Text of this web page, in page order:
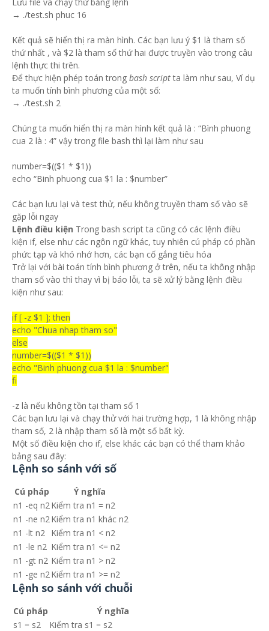
→ ./test.sh phuc 16
Kết quả sẽ hiển thị ra màn hình. Các bạn lưu ý $1 là tham số
thứ nhất , và $2 là tham số thứ hai được truyền vào trong câu
lệnh thực thi trên.
Để thực hiện phép toán trong bash scriptta làm như sau, Ví dụ
ta muốn tính bình phương của một số:
→ ./test.sh 2
Chúng ta muốn hiển thị ra màn hình kết quả là : “Bình phuong
cua 2 là : 4” vậy trong file bash thì lại làm như sau
number=$(($1 * $1))
echo “Binh phuong cua $1 la : $number”
Các bạn lưu lại và test thử, nếu không truyền tham số vào sẽ
gặp lỗi ngay
Lệnh điều kiện Trong bash script ta cũng có các lệnh điều
kiện if, else như các ngôn ngữ khác, tuy nhiên cú pháp có phần
phức tạp và khó nhớ hơn, các bạn cố gắng tiêu hóa
Trở lại với bài toán tính bình phương ở trên, nếu ta không nhập
tham số vào thì thay vì bị báo lỗi, ta sẽ xử lý bằng lệnh điều
kiện như sau:
if [ -z $1 ]; then
echo "Chua nhap tham so"
else
number=$(($1 * $1))
echo "Binh phuong cua $1 la : $number"
fi
-z là nếu không tồn tại tham số 1
Các bạn lưu lại và chạy thử với hai trường hợp, 1 là không nhập
tham số, 2 là nhập tham số là một số bất kỳ.
Một số điều kiện cho if, else khác các bạn có thể tham khảo
bảng sau đây:
Lệnh so sánh với số
Cú pháp
Ý nghĩa
n1 -eq n2Kiểm tra n1 = n2
n1 -ne n2Kiểm tra n1 khác n2
n1 -lt n2 Kiểm tra n1 < n2
n1 -le n2 Kiểm tra n1 <= n2
n1 -gt n2 Kiểm tra n1 > n2
n1 -ge n2Kiểm tra n1 >= n2
Lệnh so sánh với chuỗi
Cú pháp
Ý nghĩa
s1 = s2
Kiểm tra s1 = s2